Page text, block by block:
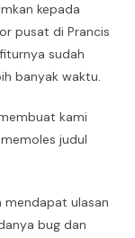
kepada
pusat di Prancis
sudah
banyak waktu.
kami
judul
mendapat ulasan
bug dan